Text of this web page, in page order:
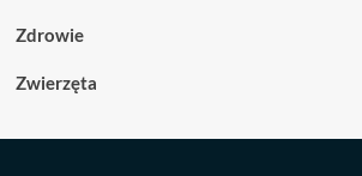
Zdrowie
Zwierzęta